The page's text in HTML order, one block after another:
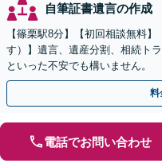
自筆証書遺言の作成
【篠栗駅8分】【初回相談無料
す）】遺言、遺産分割、相続ト
といった不安でも構いません。
料
電話でお問い合わせ